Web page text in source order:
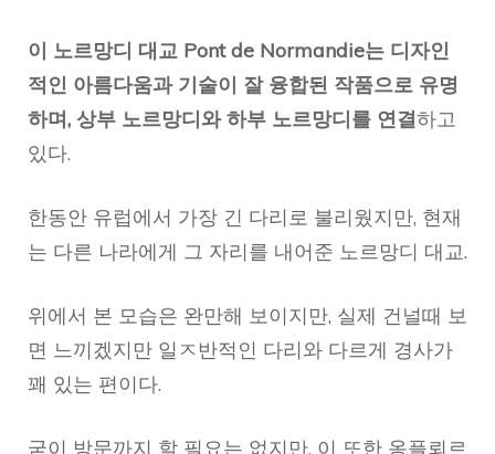
이 노르망디 대교 Pont de Normandie는 디자인
적인 아름다움과 기술이 잘 융합된 작품으로 유명
하며, 상부 노르망디와 하부 노르망디를 연결하고
있다.
한동안 유럽에서 가장 긴 다리로 불리웠지만, 현재
는 다른 나라에게 그 자리를 내어준 노르망디 대교.
위에서 본 모습은 완만해 보이지만, 실제 건널때 보
면 느끼겠지만 일ㅈ반적인 다리와 다르게 경사가
꽤 있는 편이다.
굳이 방문까지 할 필요는 없지만, 이 또한 옹플뢰르